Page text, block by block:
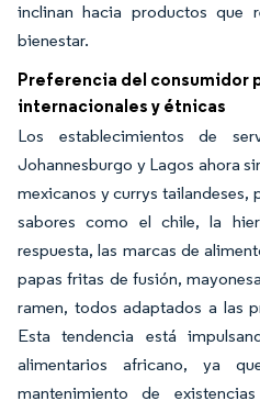
inclinan hacia productos que
bienestar.
Preferencia del consumidor
internacionales y étnicas
Los establecimientos de
Johannesburgo y Lagos ahora
mexicanos y currys tailandeses,
sabores como el chile, la
respuesta, las marcas de
papas fritas de fusión,
ramen, todos adaptados a las
Esta tendencia está
alimentarios africano, ya
mantenimiento de